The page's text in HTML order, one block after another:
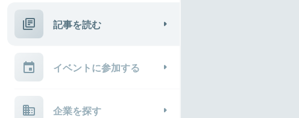
記事を読む
イベントに参加する
企業を探す